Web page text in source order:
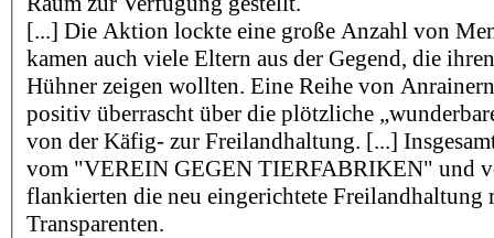
[...] Die Aktion lockte eine große Anzahl von
kamen auch viele Eltern aus der Gegend, die
Hühner zeigen wollten. Eine Reihe von
positiv überrascht über die plötzliche
von der Käfig- zur Freilandhaltung. [...]
vom "VEREIN GEGEN TIERFABRIKEN" und
flankierten die neu eingerichtete Freilandhaltung
Transparenten.